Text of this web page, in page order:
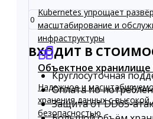
Kubernetes упрощает
масштабирование и
инфраструктуры
Объектное хранилище
Надежное и
хранения данных с высокой
безопасностью
ВХОДИТ В
Круглосуточная
Оплата по
Защита от DDoS-